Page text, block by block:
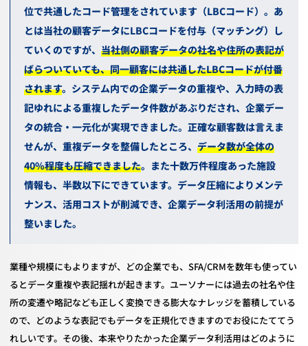
位で共通したコード管理をされています（LBCコード）。あ
とは当社の顧客データにLBCコードを付与（マッチング）し
ていくのですが、 当社側の顧客データの社名や住所の表記が
ばらついていても、同一顧客には共通したLBCコードが付番
されます。システム内での企業データの重複や、入力時の表
記ゆれによる重複したデータ件数があぶりだされ、企業デー
タの統合・一元化が実現できました。 正確な顧客数は言えま
せんが、重複データを整備したところ、 データ数が全体の
40%程度も圧縮できました。また十数万件程度あった施設
情報も、半数以下にできています。データ圧縮によりメンテ
ナンス、活用コストが削減でき、企業データ利活用の前提が
整いました。
業種や規模にもよりますが、どの企業でも、SFA/CRMを数年も使ってい
るとデータ重複や表記揺れが起きます。ユーソナーには過去の社名や住
所の変遷や略記なども正しく変換できる膨大なナレッジを蓄積している
ので、どのような表記でもデータを正規化できますのでお役にたててう
れしいです。その後、本来やりたかった企業データ利活用はどのように